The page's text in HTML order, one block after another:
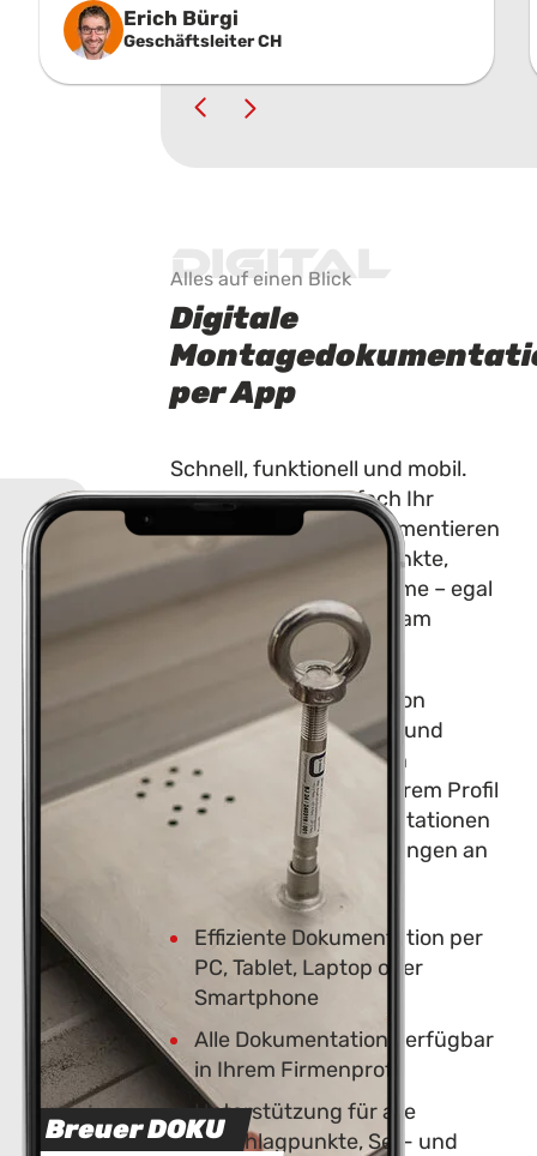
Unternehmen an der Hand zu haben,
das nicht nur Qualität liefert, sondern
sich auch wirklich um die Bedürfnisse
seiner Kunden kümmert.
Erich Bürgi
Geschäftsleiter CH
Breuer DOKU
Digital
Alles auf einen Blick
Digitale
per App
Schnell, funktionell und mobil.
Legen Sie ganz einfach Ihr
Bauvorhaben an. Dokumentieren
Sie unsere Anschlagpunkte,
Geländer und Seilsysteme – egal
ob am PC, Laptop oder am
Smartphone.
Vorbei sind die Zeiten von
unnötigem Papierkram und
versehentlich verlegten
Dokumentationen. In Ihrem Profil
finden Sie alle Dokumentationen
unserer Absturzsicherungen an
einem Ort.
Effiziente Dokumentation per
PC, Tablet, Laptop oder
Smartphone
Alle Dokumentation verfügbar
in Ihrem Firmenprofil
Unterstützung für alle
Anschlagpunkte, Seil- und